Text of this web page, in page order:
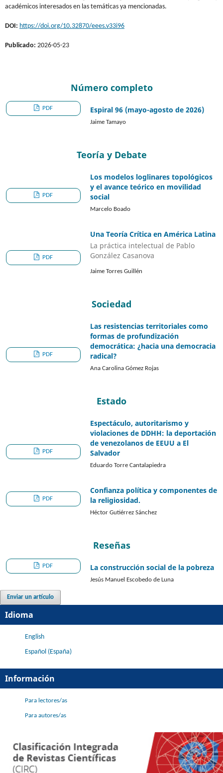
académicos interesados en las temáticas ya mencionadas.
DOI: https://doi.org/10.32870/eees.v33i96
Publicado: 2026-05-23
Número completo
Espiral 96 (mayo-agosto de 2026)
Jaime Tamayo
PDF
Teoría y Debate
Los modelos loglinares topológicos
y el avance teórico en movilidad
social
Marcelo Boado
PDF
Una Teoría Crítica en América Latina
La práctica intelectual de Pablo
González Casanova
Jaime Torres Guillén
PDF
Sociedad
Las resistencias territoriales como
formas de profundización
democrática: ¿hacia una democracia
radical?
Ana Carolina Gómez Rojas
PDF
Estado
Espectáculo, autoritarismo y
violaciones de DDHH: la deportación
de venezolanos de EEUU a El
Salvador
Eduardo Torre Cantalapiedra
PDF
Confianza política y componentes de
la religiosidad.
Héctor Gutiérrez Sánchez
PDF
Reseñas
La construcción social de la pobreza
Jesús Manuel Escobedo de Luna
PDF
Enviar un artículo
Idioma
English
Español (España)
Información
Para lectores/as
Para autores/as